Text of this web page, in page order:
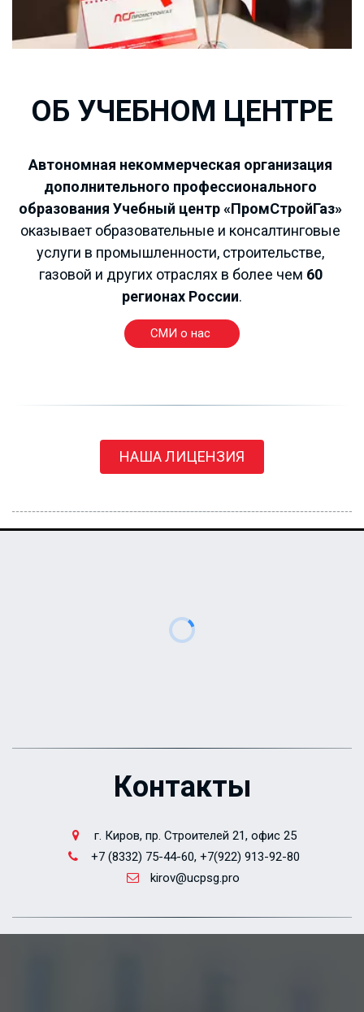
РАБОЧИЕ
от 4000 рублей!!!
ОБ УЧЕБНОМ ЦЕНТРЕ
Автономная некоммерческая организация
дополнительного профессионального
образования Учебный центр «ПромСтройГаз»
оказывает образовательные и консалтинговые
услуги в промышленности, строительстве,
газовой и других отраслях в более чем 60
регионах России.
СМИ о нас
НАША ЛИЦЕНЗИЯ
Контакты
г. Киров, пр. Строителей 21, офис 25
+7 (8332) 75-44-60, +7(922) 913-92-80
kirov@ucpsg.pro